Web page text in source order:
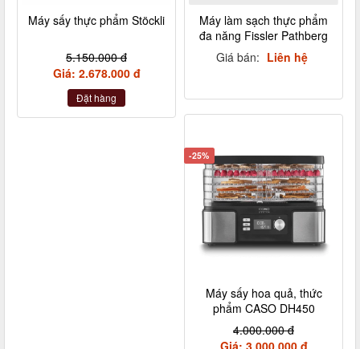
Máy sấy thực phẩm Stöckli
5.150.000 đ
Giá: 2.678.000 đ
Đặt hàng
Máy làm sạch thực phẩm
đa năng Fissler Pathberg
Giá bán: Liên hệ
-25%
Máy sấy hoa quả, thức
phẩm CASO DH450
4.000.000 đ